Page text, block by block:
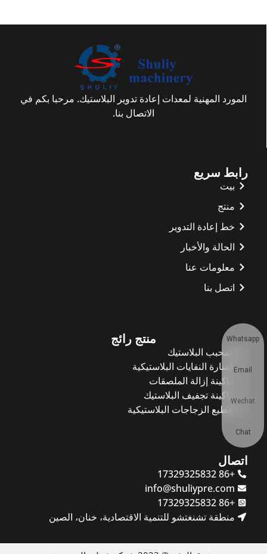
المورد المهنية لمعدات إعادة تدوير البلاستيك. مرحبا بكم في
الاتصال بنا.
رابط سريع
بيت
منتج
خط إعادة التدوير
الحالة والأخبار
معلومات عنا
اتصل بنا
منتج رائج
المحبب البلاستيك
كسارة النفايات البلاستيكية
ماكينة إزالة الملصقات
ماكينة تجفيف البلاستيك
تقطيع الزجاجات البلاستيكية
اتصال
+86 17329325832
info@shuliypre.com
+86 17329325832
منطقة تشنغتشو للتنمية الاقتصادية، خنان، الصين
Whatsapp
Email
Wechat
Chat